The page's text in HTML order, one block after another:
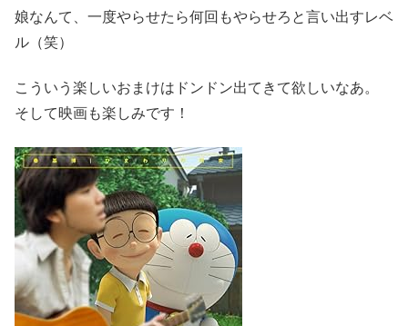
娘なんて、一度やらせたら何回もやらせろと言い出すレベ
ル（笑）
こういう楽しいおまけはドンドン出てきて欲しいなあ。
そして映画も楽しみです！